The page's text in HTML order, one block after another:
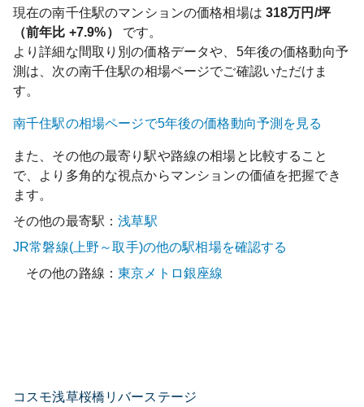
現在の南千住駅のマンションの価格相場は 318万円/坪
（前年比 +7.9%）
です。
より詳細な間取り別の価格データや、5年後の価格動向予
測は、次の南千住駅の相場ページでご確認いただけま
す。
南千住駅の相場ページで5年後の価格動向予測を見る
また、その他の最寄り駅や路線の相場と比較すること
で、より多角的な視点からマンションの価値を把握でき
ます。
その他の最寄駅：浅草駅
JR常磐線(上野～取手)の他の駅相場を確認する
その他の路線：東京メトロ銀座線
コスモ浅草桜橋リバーステージ